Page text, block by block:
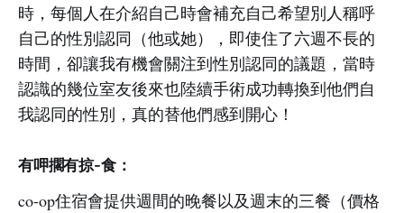
時，每個人在介紹自己時會補充自己希望別人稱呼
自己的性別認同（他或她），即使住了六週不長的
時間，卻讓我有機會關注到性別認同的議題，當時
認識的幾位室友後來也陸續手術成功轉換到他們自
我認同的性別，真的替他們感到開心！
有呷擱有掠-食：
co-op住宿會提供週間的晚餐以及週末的三餐（價格